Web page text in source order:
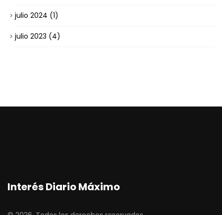
julio 2024 (1)
julio 2023 (4)
Interés Diario Máximo